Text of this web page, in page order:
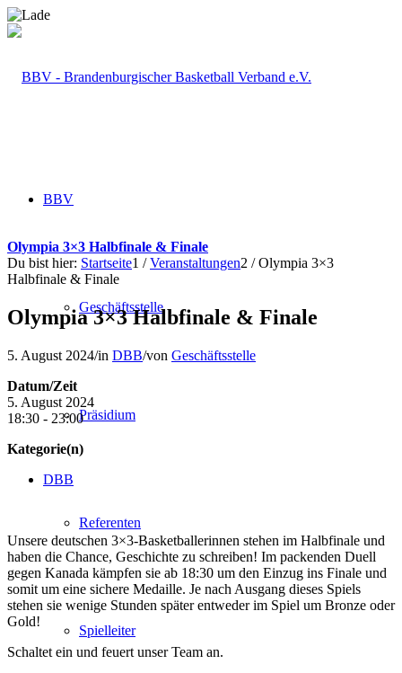
BBV
Geschäftsstelle
Präsidium
Referenten
Spielleiter
Olympia 3×3 Halbfinale & Finale
Du bist hier: Startseite1 / Veranstaltungen2 / Olympia 3×3
Halbfinale & Finale
Olympia 3×3 Halbfinale & Finale
5. August 2024/in DBB/von Geschäftsstelle
Datum/Zeit
5. August 2024
18:30 - 23:00
Kategorie(n)
DBB
Unsere deutschen 3×3-Basketballerinnen stehen im Halbfinale und
haben die Chance, Geschichte zu schreiben! Im packenden Duell
gegen Kanada kämpfen sie ab 18:30 um den Einzug ins Finale und
somit um eine sichere Medaille. Je nach Ausgang dieses Spiels
stehen sie wenige Stunden später entweder im Spiel um Bronze oder
Gold!
Schaltet ein und feuert unser Team an.